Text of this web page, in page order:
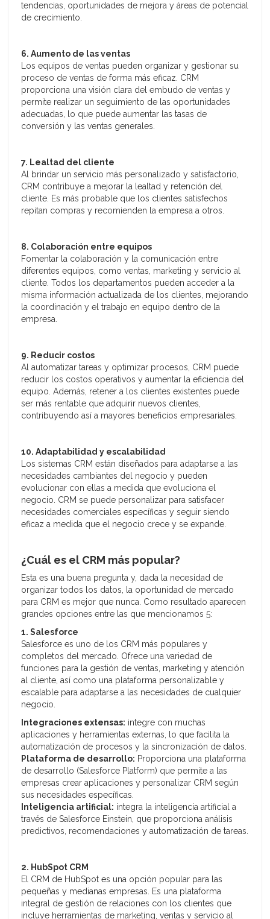
tendencias, oportunidades de mejora y áreas de potencial
de crecimiento.
6. Aumento de las ventas
Los equipos de ventas pueden organizar y gestionar su
proceso de ventas de forma más eficaz. CRM
proporciona una visión clara del embudo de ventas y
permite realizar un seguimiento de las oportunidades
adecuadas, lo que puede aumentar las tasas de
conversión y las ventas generales.
7. Lealtad del cliente
Al brindar un servicio más personalizado y satisfactorio,
CRM contribuye a mejorar la lealtad y retención del
cliente. Es más probable que los clientes satisfechos
repitan compras y recomienden la empresa a otros.
8. Colaboración entre equipos
Fomentar la colaboración y la comunicación entre
diferentes equipos, como ventas, marketing y servicio al
cliente. Todos los departamentos pueden acceder a la
misma información actualizada de los clientes, mejorando
la coordinación y el trabajo en equipo dentro de la
empresa.
9. Reducir costos
Al automatizar tareas y optimizar procesos, CRM puede
reducir los costos operativos y aumentar la eficiencia del
equipo. Además, retener a los clientes existentes puede
ser más rentable que adquirir nuevos clientes,
contribuyendo así a mayores beneficios empresariales.
10. Adaptabilidad y escalabilidad
Los sistemas CRM están diseñados para adaptarse a las
necesidades cambiantes del negocio y pueden
evolucionar con ellas a medida que evoluciona el
negocio. CRM se puede personalizar para satisfacer
necesidades comerciales específicas y seguir siendo
eficaz a medida que el negocio crece y se expande.
¿Cuál es el CRM más popular?
Esta es una buena pregunta y, dada la necesidad de
organizar todos los datos, la oportunidad de mercado
para CRM es mejor que nunca. Como resultado aparecen
grandes opciones entre las que mencionamos 5:
1. Salesforce
Salesforce es uno de los CRM más populares y
completos del mercado. Ofrece una variedad de
funciones para la gestión de ventas, marketing y atención
al cliente, así como una plataforma personalizable y
escalable para adaptarse a las necesidades de cualquier
negocio.
Integraciones extensas: integre con muchas
aplicaciones y herramientas externas, lo que facilita la
automatización de procesos y la sincronización de datos.
Plataforma de desarrollo: Proporciona una plataforma
de desarrollo (Salesforce Platform) que permite a las
empresas crear aplicaciones y personalizar CRM según
sus necesidades específicas.
Inteligencia artificial: integra la inteligencia artificial a
través de Salesforce Einstein, que proporciona análisis
predictivos, recomendaciones y automatización de tareas.
2. HubSpot CRM
El CRM de HubSpot es una opción popular para las
pequeñas y medianas empresas. Es una plataforma
integral de gestión de relaciones con los clientes que
incluye herramientas de marketing, ventas y servicio al